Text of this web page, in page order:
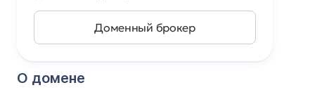
О домене
Доменный брокер